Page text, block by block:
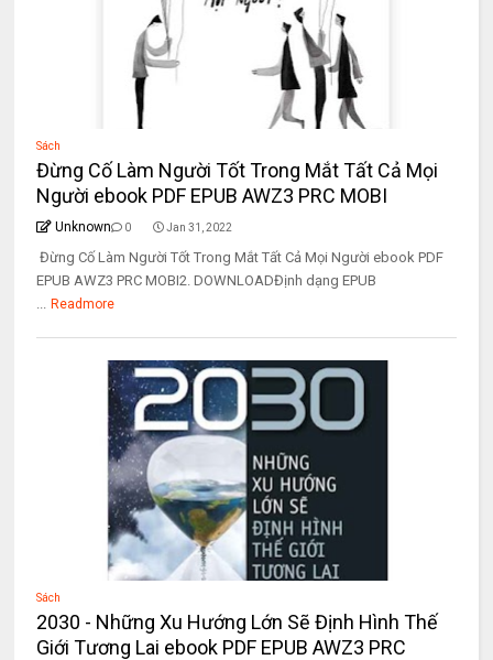
Sách
Đừng Cố Làm Người Tốt Trong Mắt Tất Cả Mọi
Người ebook PDF EPUB AWZ3 PRC MOBI
Unknown 0 Jan 31, 2022
Đừng Cố Làm Người Tốt Trong Mắt Tất Cả Mọi Người ebook PDF
EPUB AWZ3 PRC MOBI2. DOWNLOADĐịnh dạng EPUB
... Readmore
Sách
2030 - Những Xu Hướng Lớn Sẽ Định Hình Thế
Giới Tương Lai ebook PDF EPUB AWZ3 PRC